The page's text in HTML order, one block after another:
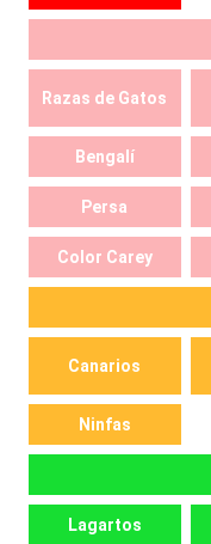
Razas de Gatos
Bengalí
Persa
Color Carey
Canarios
Ninfas
Lagartos